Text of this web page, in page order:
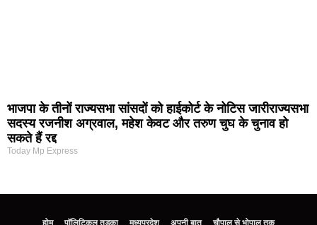
भाजपा के तीनों राज्यसभा सांसदों को हाईकोर्ट के नोटिस जारीराज्यसभा
सदस्य रजनीश अग्रवाल, महेश केवट और तरुण चुघ के चुनाव हो
सकते हैं रद्द
Today Mp Express
होम पॉलिटिकल तड़का मध्यप्रदेश अपनी बात चौपाल से भोपाल तक